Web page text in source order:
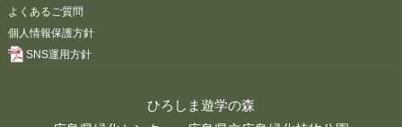
よくあるご質問
個人情報保護方針
SNS運用方針
ひろしま遊学の森